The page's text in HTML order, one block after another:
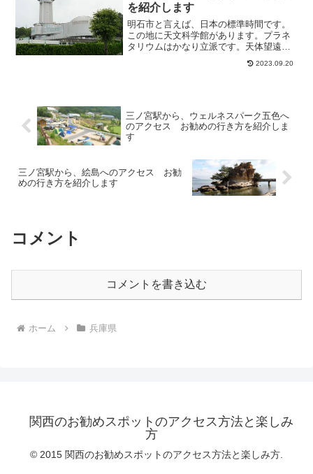
を紹介します
明石市と言えば、日本の標準時間です。
この地に天文科学館があります。プラネ
タリウムはかなり立派です。天体望遠鏡
もあり、金星が綺麗に見えます。展望台
からは明石大橋と海の眺望です。そこで
2023.09.20
三ノ宮駅から、ウェルネスパーク五色へ
のアクセス お勧めの行き方を紹介しま
す
三ノ宮駅から、絵島へのアクセス お勧
めの行き方を紹介します
コメント
コメントを書き込む
ホーム 兵庫県
関西のお勧めスポットのアクセス方法と楽しみ
方
© 2015 関西のお勧めスポットのアクセス方法と楽しみ方.